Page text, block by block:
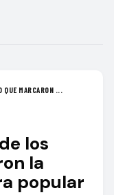
QUE MARCARON ...
los
la
popular